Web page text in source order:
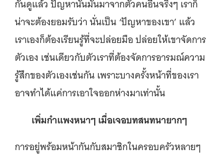
กันดูแล้ว ปัญหานั้นมันมาจากตัวคนอื่นจริงๆ เราก็
น่าจะต้องยอมรับว่า นั่นเป็น ‘ปัญหาของเขา’ แล้ว
เราเองก็ต้องเรียนรู้ที่จะปล่อยมือ ปล่อยให้เขาจัดการ
ตัวเอง เช่นเดียวกับตัวเราที่ต้องจัดการอารมณ์ความ
รู้สึกของตัวเองเช่นกัน เพราะบางครั้งหน้าที่ของเรา
อาจทำได้แค่การเอาใจออกห่างมาเท่านั้น
เพิ่มกำแพงหนาๆ เมื่อเจอบทสนทนายากๆ
การอยู่พร้อมหน้ากันกับสมาชิกในครอบครัวหลายๆ